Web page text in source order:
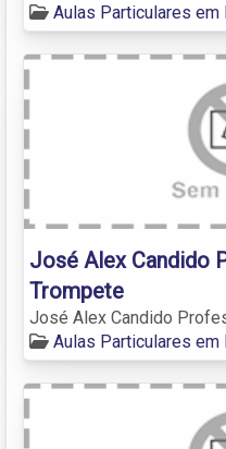
Aulas Particulares em
José Alex Candido
Trompete
José Alex Candido
Aulas Particulares em